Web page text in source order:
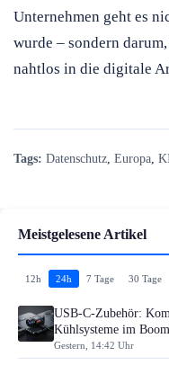
Unternehmen geht es
wurde – sondern
nahtlos in die digitale
Tags: Datenschutz Europa
Meistgelesene Artikel
12h 24h 7 Tage 30 Tage
USB-C-Zubehör:
Kühlsysteme im Boom
Gestern, 14:42 Uhr